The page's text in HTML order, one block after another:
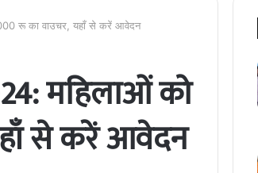
रू का वाउचर, यहाँ से करें आवेदन
महिलाओं को
से करें आवेदन